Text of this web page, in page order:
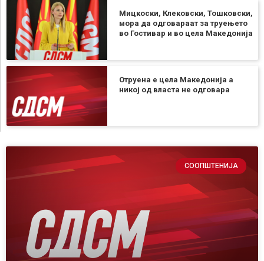
Мицкоски, Клековски, Тошковски,
мора да одговараат за труењето
во Гостивар и во цела Македонија
Отруена е цела Македонија а
никој од власта не одговара
СООПШТЕНИЈА